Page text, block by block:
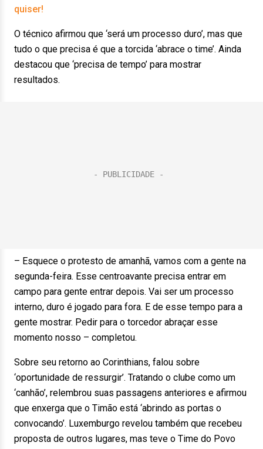
quiser!
O técnico afirmou que ‘será um processo duro’, mas que
tudo o que precisa é que a torcida ‘abrace o time’. Ainda
destacou que ‘precisa de tempo’ para mostrar
resultados.
– Esquece o protesto de amanhã, vamos com a gente na
segunda-feira. Esse centroavante precisa entrar em
campo para gente entrar depois. Vai ser um processo
interno, duro é jogado para fora. E de esse tempo para a
gente mostrar. Pedir para o torcedor abraçar esse
momento nosso – completou.
Sobre seu retorno ao Corinthians, falou sobre
‘oportunidade de ressurgir’. Tratando o clube como um
‘canhão’, relembrou suas passagens anteriores e afirmou
que enxerga que o Timão está ‘abrindo as portas o
convocando’. Luxemburgo revelou também que recebeu
proposta de outros lugares, mas teve o Time do Povo